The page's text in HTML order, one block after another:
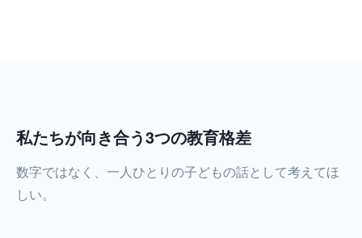
私たちが向き合う3つの教育格差
数字ではなく、一人ひとりの子どもの話として考えてほ
しい。